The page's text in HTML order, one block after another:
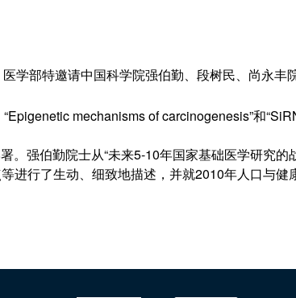
学部特邀请中国科学院强伯勤、段树民、尚永丰
Epigenetic mechanisms of carcinogenesis”和
强伯勤院士从“未来5-10年国家基础医学研究的
进行了生动、细致地描述，并就2010年人口与